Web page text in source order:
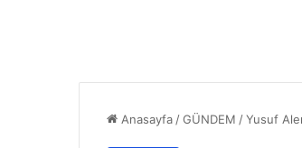
Anasayfa /GÜNDEM /Yusuf